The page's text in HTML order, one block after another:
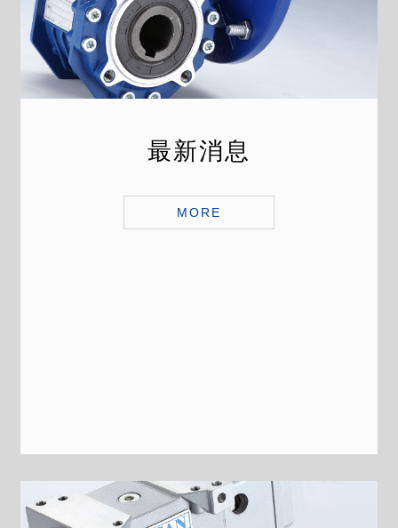
最新消息
MORE